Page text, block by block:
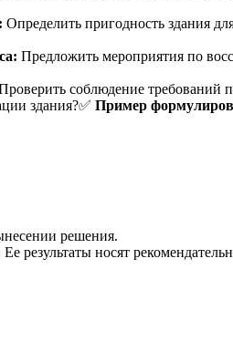
Определить пригодность здания
Предложить мероприятия по
соблюдение требований
здания?✅ Пример
решения.
результаты носят